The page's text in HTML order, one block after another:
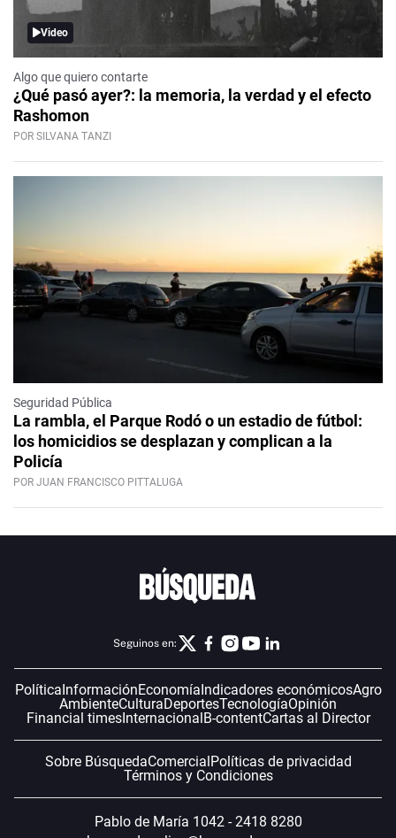
Video
Algo que quiero contarte
¿Qué pasó ayer?: la memoria, la verdad y el efecto
Rashomon
POR SILVANA TANZI
Seguridad Pública
La rambla, el Parque Rodó o un estadio de fútbol:
los homicidios se desplazan y complican a la
Policía
POR JUAN FRANCISCO PITTALUGA
Seguinos en:
Política InformaciónEconomía Indicadores económicosAgro
AmbienteCulturaDeportesTecnologíaOpinión
Financial timesInternacional B-contentCartas al Director
Sobre BúsquedaComercial Políticas de privacidad
Términos y Condiciones
Pablo de María 1042 - 2418 8280